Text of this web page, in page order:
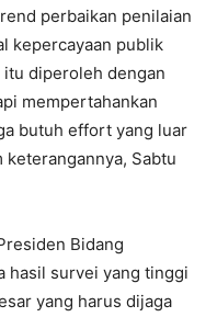
perbaikan penilaian
kepercayaan publik
diperoleh dengan
mempertahankan
butuh effort yang luar
keterangannya, Sabtu
Bidang
hasil survei yang tinggi
yang harus dijaga